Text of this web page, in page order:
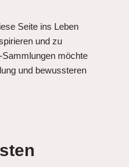
Seite ins Leben
und zu
möchte
und bewussteren